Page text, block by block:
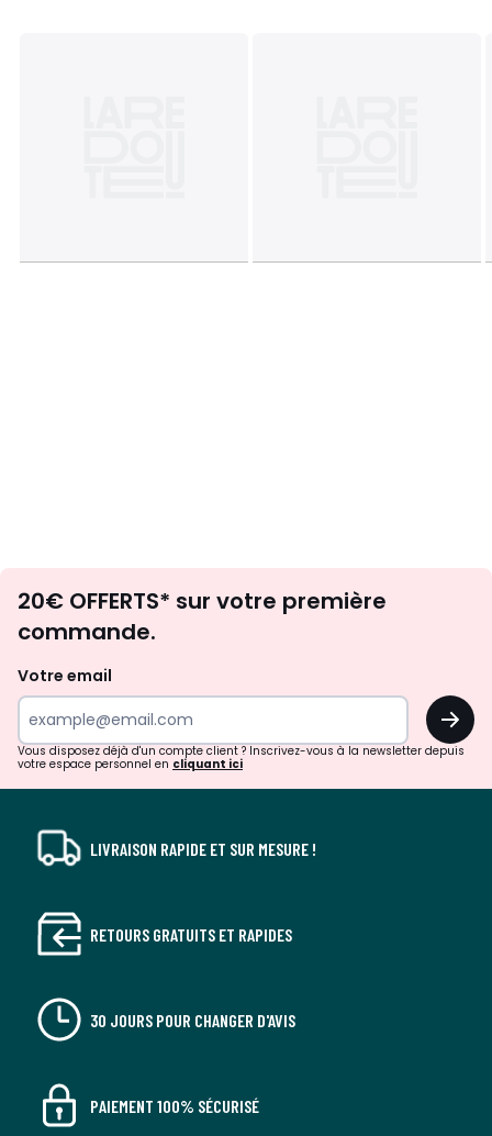
d'inspirations
surprises?
20€ OFFERTS* sur votre première
commande.
Votre email
OK
Vous disposez déjà d'un compte client ? Inscrivez-vous à la newsletter depuis
votre espace personnel en cliquant ici
LIVRAISON RAPIDE ET SUR MESURE !
RETOURS GRATUITS ET RAPIDES
30 JOURS POUR CHANGER D'AVIS
PAIEMENT 100% SÉCURISÉ